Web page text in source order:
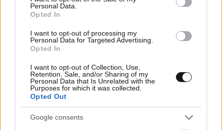
Personal Data.
Opted In
I want to opt-out of processing my
Personal Data for Targeted Advertising.
Opted In
I want to opt-out of Collection, Use,
Retention, Sale, and/or Sharing of my
Personal Data that Is Unrelated with the
Purposes for which it was collected.
Opted Out
Google consents
Updated
25·03·2026 14:22
Fuel Pass 2026: Πότε ανοίγει η πλατφόρμα – Όσα πρέπει